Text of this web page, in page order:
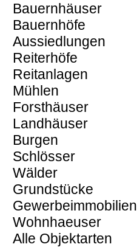
Bauernhäuser
Bauernhöfe
Aussiedlungen
Reiterhöfe
Reitanlagen
Mühlen
Forsthäuser
Landhäuser
Burgen
Schlösser
Wälder
Grundstücke
Gewerbeimmobilien
Wohnhaeuser
Alle Objektarten